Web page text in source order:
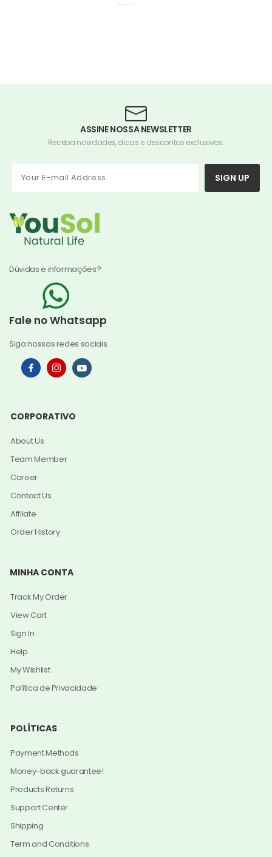
ASSINE NOSSA NEWSLETTER
Receba novidades, dicas e descontos exclusivos.
SIGN UP
Dúvidas e informações?
Fale no Whatsapp
Siga nossas redes sociais.
CORPORATIVO
About Us
Team Member
Career
Contact Us
Affilate
Order History
MINHA CONTA
Track My Order
View Cart
Sign In
Help
My Wishlist
Política de Privacidade
POLÍTICAS
Payment Methods
Money-back guarantee!
Products Returns
Support Center
Shipping
Term and Conditions